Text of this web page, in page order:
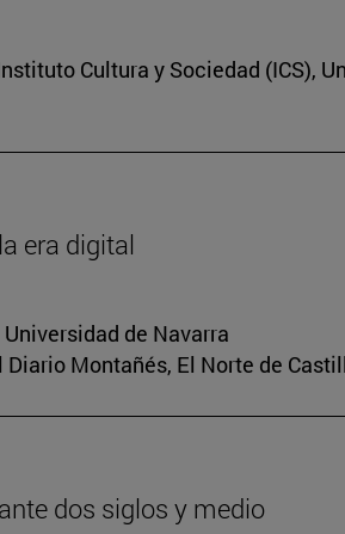
Cultura y Sociedad (ICS),
era digital
de Navarra
Diario Montañés, El Norte de
dos siglos y medio